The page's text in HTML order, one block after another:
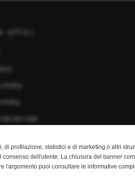
UTILI
del sito web
di profilazione, statistici e di marketing o altri
dell'utente. La chiusura del banner
l'argomento puoi consultare le informative